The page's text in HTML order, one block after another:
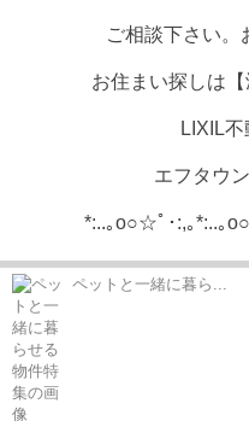
ご相談下さい。
お住まい探しは
LIXIL
エフタウ
*:..｡o○☆ﾟ･:,｡*:..｡
ペットと一緒に暮ら...